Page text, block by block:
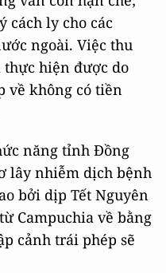
cách ly cho các
ngoài. Việc thu
hiện được do
về không có tiền
năng tỉnh Đồng
lây nhiễm dịch bệnh
bởi dịp Tết Nguyên
Campuchia về bằng
cảnh trái phép sẽ